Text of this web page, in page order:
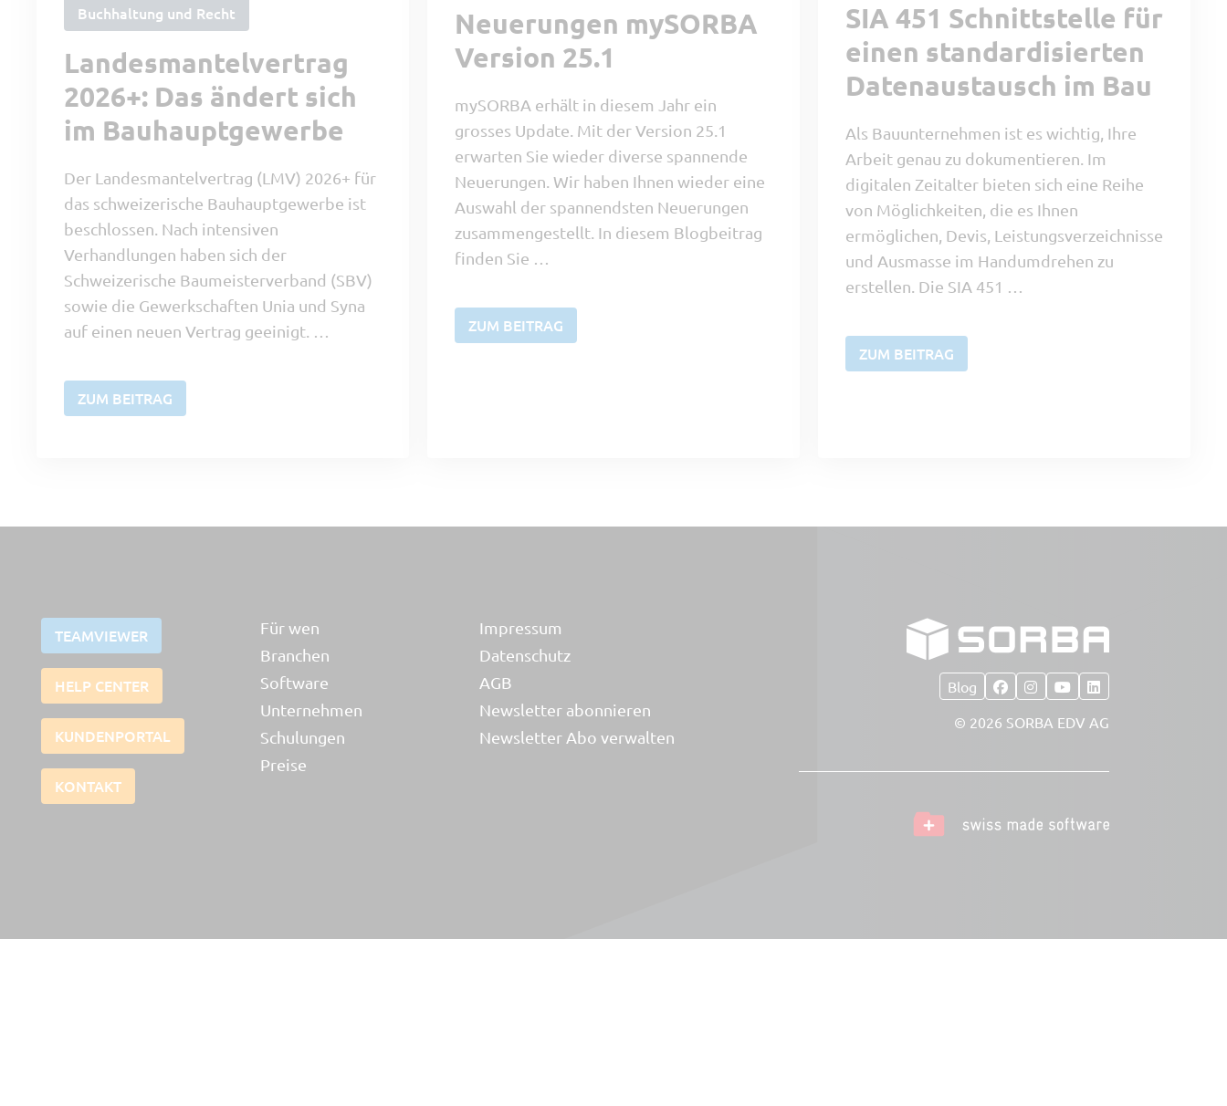
Buchhaltung und Recht
Landesmantelvertrag
2026+: Das ändert sich
im Bauhauptgewerbe
Der Landesmantelvertrag (LMV) 2026+ für
das schweizerische Bauhauptgewerbe ist
beschlossen. Nach intensiven
Verhandlungen haben sich der
Schweizerische Baumeisterverband (SBV)
sowie die Gewerkschaften Unia und Syna
auf einen neuen Vertrag geeinigt. …
ZUM BEITRAG
Neuerungen mySORBA
Version 25.1
mySORBA erhält in diesem Jahr ein
grosses Update. Mit der Version 25.1
erwarten Sie wieder diverse spannende
Neuerungen. Wir haben Ihnen wieder eine
Auswahl der spannendsten Neuerungen
zusammengestellt. In diesem Blogbeitrag
finden Sie …
ZUM BEITRAG
SIA 451 Schnittstelle für
einen standardisierten
Datenaustausch im Bau
Als Bauunternehmen ist es wichtig, Ihre
Arbeit genau zu dokumentieren. Im
digitalen Zeitalter bieten sich eine Reihe
von Möglichkeiten, die es Ihnen
ermöglichen, Devis, Leistungsverzeichnisse
und Ausmasse im Handumdrehen zu
erstellen. Die SIA 451 …
ZUM BEITRAG
TEAMVIEWER
HELP CENTER
KUNDENPORTAL
KONTAKT
Für wen
Branchen
Software
Unternehmen
Schulungen
Preise
Impressum
Datenschutz
AGB
Newsletter abonnieren
Newsletter Abo verwalten
Blog
© 2026 SORBA EDV AG